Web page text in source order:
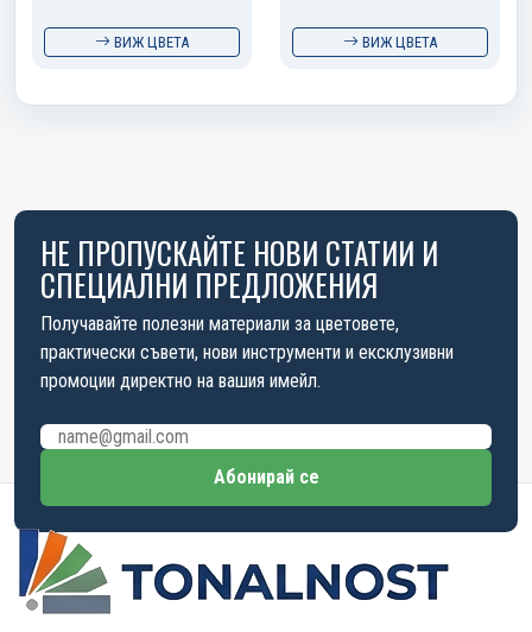
ВИЖ ЦВЕТА ВИЖ ЦВЕТА
НЕ ПРОПУСКАЙТЕ НОВИ СТАТИИ И
СПЕЦИАЛНИ ПРЕДЛОЖЕНИЯ
Получавайте полезни материали за цветовете,
практически съвети, нови инструменти и ексклузивни
промоции директно на вашия имейл.
Имейл адрес
Абонирай се